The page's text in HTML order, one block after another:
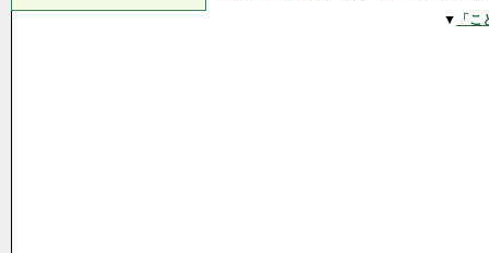
▼
「